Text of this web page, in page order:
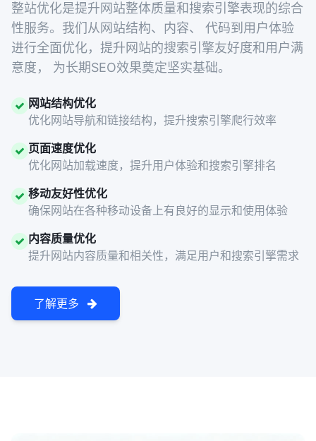
整站优化是提升网站整体质量和搜索引擎表现的综合
性服务。我们从网站结构、内容、 代码到用户体验
进行全面优化，提升网站的搜索引擎友好度和用户满
意度， 为长期SEO效果奠定坚实基础。
网站结构优化
优化网站导航和链接结构，提升搜索引擎爬行效率
页面速度优化
优化网站加载速度，提升用户体验和搜索引擎排名
移动友好性优化
确保网站在各种移动设备上有良好的显示和使用体验
内容质量优化
提升网站内容质量和相关性，满足用户和搜索引擎需求
了解更多